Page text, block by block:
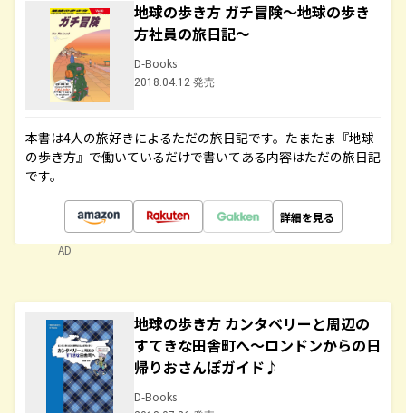
地球の歩き方 ガチ冒険～地球の歩き
方社員の旅日記～
D-Books
2018.04.12 発売
本書は4人の旅好きによるただの旅日記です。たまたま『地球
の歩き方』で働いているだけで書いてある内容はただの旅日記
です。
詳細を見る
AD
地球の歩き方 カンタベリーと周辺の
すてきな田舎町へ～ロンドンからの日
帰りおさんぽガイド♪
D-Books